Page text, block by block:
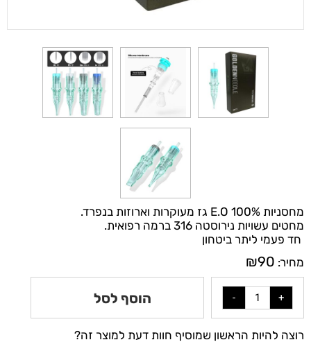
מחסניות 100% E.O גז מעוקרות וארוזות בנפרד.
מחטים עשויות נירוסטה 316 ברמה רפואית.
חד פעמי ליתר ביטחון
מחיר:
₪90
הוסף לסל
רוצה להיות הראשון שמוסיף חוות דעת למוצר זה?